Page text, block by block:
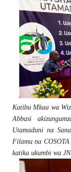
Katibu Mkuu wa
Abbasi
Utamaduni na
Filamu na
katika ukumbi wa